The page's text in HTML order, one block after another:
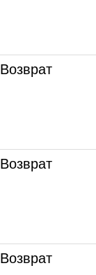
Возврат
Возврат
Возврат